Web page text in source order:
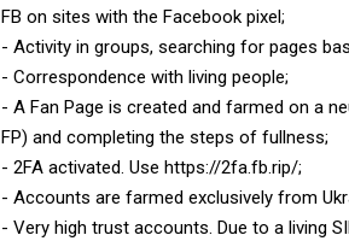
FB on sites with the Facebook pixel;
- Activity in groups, searching for pages
- Correspondence with living people;
- A Fan Page is created and farmed on a
FP) and completing the steps of fullness;
- 2FA activated. Use https://2fa.fb.rip/;
- Accounts are farmed exclusively from
- Very high trust accounts. Due to a living